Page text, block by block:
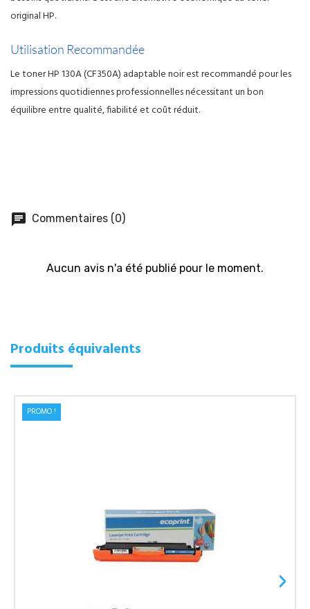
original HP.
Utilisation Recommandée
Le toner HP 130A (CF350A) adaptable noir est recommandé pour les
impressions quotidiennes professionnelles nécessitant un bon
équilibre entre qualité, fiabilité et coût réduit.
chat Commentaires (0)
Aucun avis n'a été publié pour le moment.
Produits équivalents
PROMO !
›